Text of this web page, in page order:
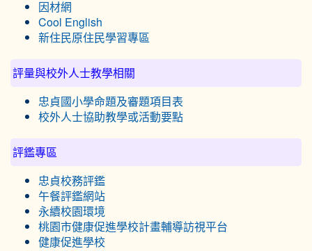
因材網
Cool English
新住民原住民學習專區
評量與校外人士教學相關
忠貞國小學命題及審題項目表
校外人士協助教學或活動要點
評鑑專區
忠貞校務評鑑
午餐評鑑網站
永續校園環境
桃園市健康促進學校計畫輔導訪視平台
健康促進學校